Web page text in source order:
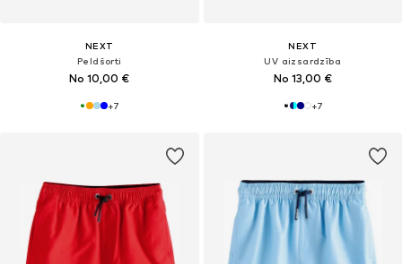
NEXT
Peldšorti
No 10,00 €
+7
NEXT
UV aizsardzība
No 13,00 €
+7